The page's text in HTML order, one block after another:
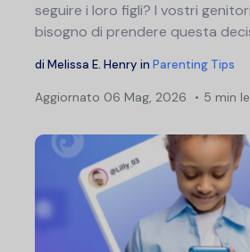
seguire i loro figli? I vostri
bisogno di prendere questa
di Melissa E. Henry in Parenting Tips
Aggiornato 06 Mag, 2026 5 min